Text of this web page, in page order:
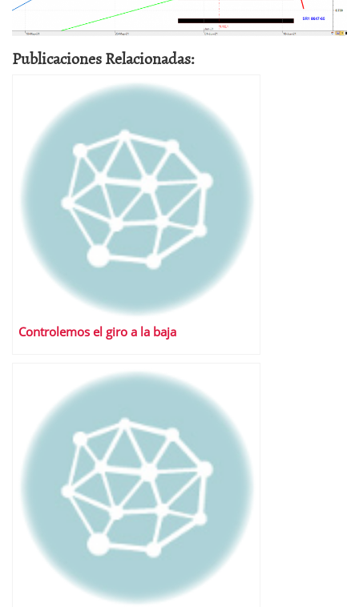
Publicaciones Relacionadas:
Controlemos el giro a la baja